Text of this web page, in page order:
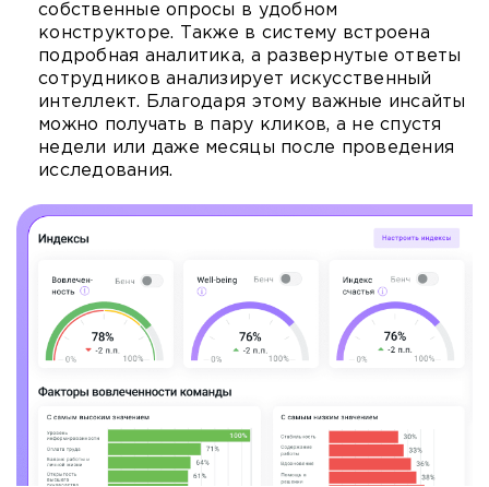
собственные опросы в удобном
конструкторе. Также в систему встроена
подробная аналитика, а развернутые ответы
сотрудников анализирует искусственный
интеллект. Благодаря этому важные инсайты
можно получать в пару кликов, а не спустя
недели или даже месяцы после проведения
исследования.